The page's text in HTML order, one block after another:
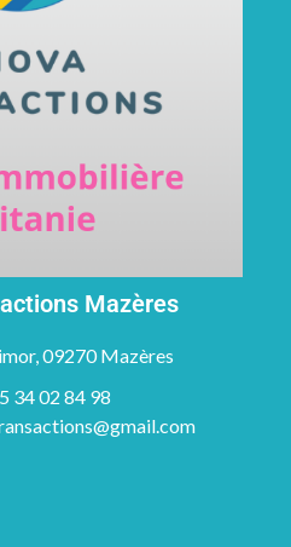
Mazères
09270 Mazères
34 02 84 98